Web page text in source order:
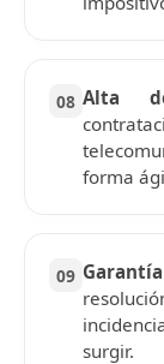
08 Alta
forma
09
surgir.